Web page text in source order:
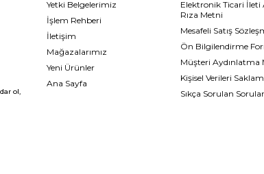
ol,
Yetki Belgelerimiz
İşlem Rehberi
İletişim
Mağazalarımız
Yeni Ürünler
Ana Sayfa
Elektronik Ticari İleti
Rıza Metni
Mesafeli Satış
Ön Bilgilendirme
Müşteri Aydınlatma
Kişisel Verileri
Sıkça Sorulan Sorular